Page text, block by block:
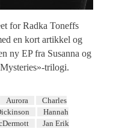
for Radka Toneffs
en kort artikkel og
ny EP fra Susanna og
trilogi.
Aurora
Charles
Hannah
Jan Erik